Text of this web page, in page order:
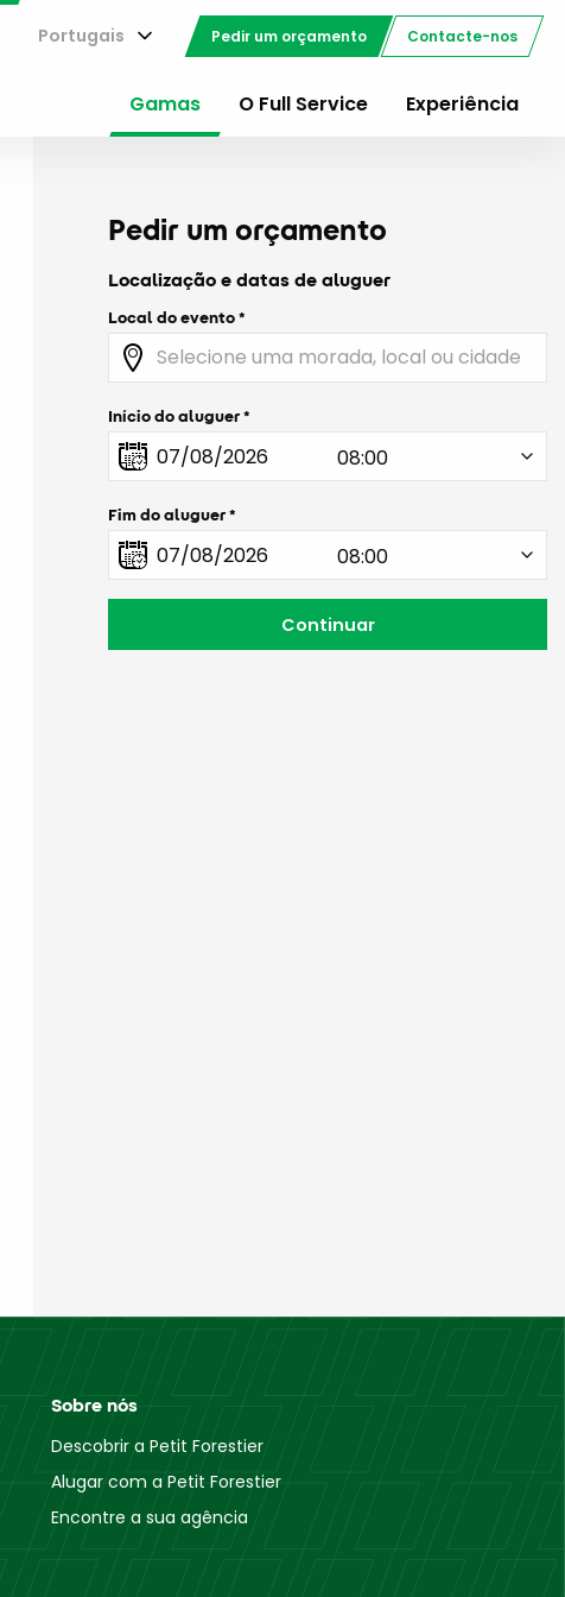
Portugais Pedir um orçamento Contacte-nos
Gamas O Full Service Experiência
Pedir um orçamento
Localização e datas de aluguer
Local do evento
Início do aluguer
Fim do aluguer
Sobre nós
Descobrir a Petit Forestier
Alugar com a Petit Forestier
Encontre a sua agência